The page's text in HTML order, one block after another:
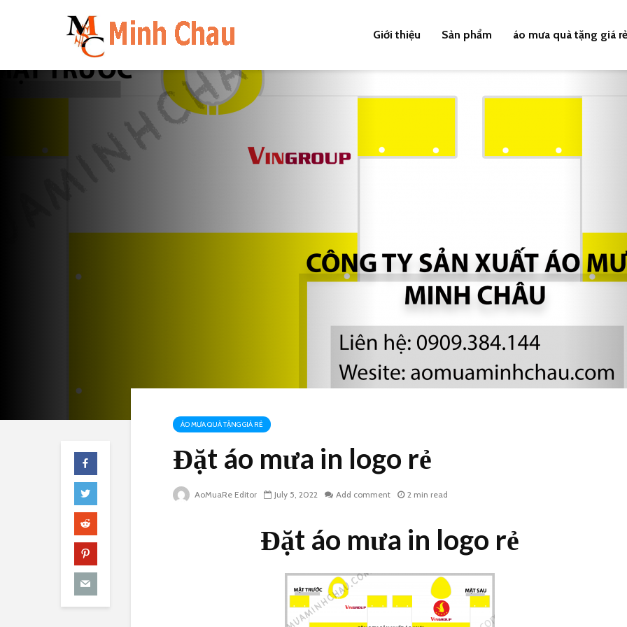
Giới thiệu Sản phẩm áo mưa quà tặng giá rẻ
ÁO MƯA QUÀ TẶNG GIÁ RẺ
Đặt áo mưa in logo rẻ
AoMuaRe Editor July 5, 2022 Add comment 2 min read
Đặt áo mưa in logo rẻ
In áo mưa công đoàn